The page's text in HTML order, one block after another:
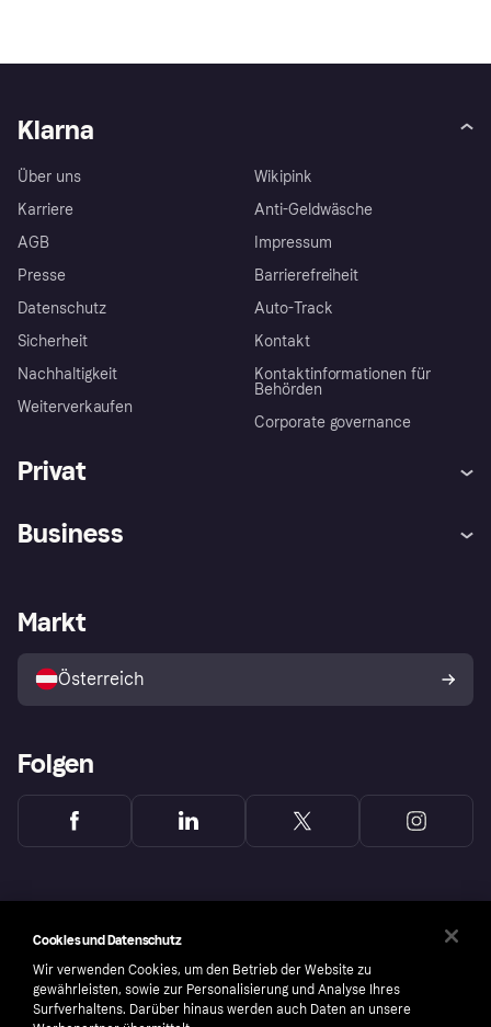
Klarna
Über uns
Karriere
AGB
Presse
Datenschutz
Sicherheit
Nachhaltigkeit
Weiterverkaufen
Wikipink
Anti-Geldwäsche
Impressum
Barrierefreiheit
Auto-Track
Kontakt
Kontaktinformationen für
Behörden
Corporate governance
Privat
Shops entdecken
Business
Händlerportal
Markt
Österreich
Folgen
Cookies und Datenschutz
Wir verwenden Cookies, um den Betrieb der Website zu
gewährleisten, sowie zur Personalisierung und Analyse Ihres
Surfverhaltens. Darüber hinaus werden auch Daten an unsere